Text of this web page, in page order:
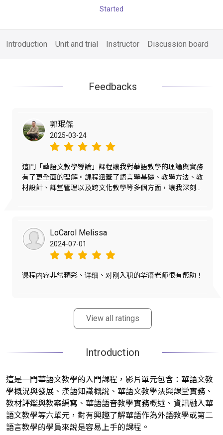
Started
Introduction Unit and trial Instructor Discussion board
Feedbacks
郭珉傑
2025-03-24
這門「華語文教學導論」課程讓我對華語教學的理論與實務
有了更全面的理解。課程涵蓋了語言學基礎、教學方法、教
材設計、課堂管理以及跨文化教學等多個方面，讓我深刻體
在學習過程中，我對「語言習得理論」特別感興趣，特別是
如何應用第二語言習得的理論來幫助不同背景的學習者更有
效地掌握華語。此外，課程中也提到了許多教學實例，例如
如何設計符合學習者需求的課程、如何在課堂中運用互動式
教學，以及如何運用科技輔助華語教學，這些都為未來的實
中的角色。華語作為全球使用者不斷增加的語言，教師不僅
需要具備專業知識，還要具備文化敏感度，才能真正幫助學
整體而言，這門課程讓我對華語教學產生了更濃厚的興趣，
材設計、課程規劃，還是實際教學技巧的提升，我都感受到
自己有了更扎實的基礎，並希望未來能夠將所學應用到實際
教學當中，幫助更多華語學習者跨越語言障礙，體驗華語的
魅力。
LoCarol Melissa
2024-07-01
课程内容非常精彩、详细、对刚入职的华语老师很有帮助！
View all ratings
Introduction
這是一門華語文教學的入門課程，影片單元包含：華語文教
學概況與發展、漢語知識概說、華語文教學法與課堂實務、
教材評鑑與教案編寫、華語語音教學實務概述、資訊融入華
語文教學等六單元，對有興趣了解華語作為外語教學或第二
語言教學的學員來說是容易上手的課程。